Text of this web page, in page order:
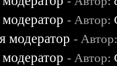
- Автор:
модератор -
- Автор: